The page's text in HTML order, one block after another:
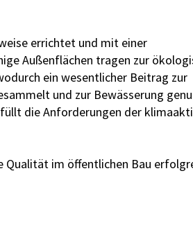
errichtet und mit einer
Außenflächen tragen zur
ein wesentlicher Beitrag zur
und zur Bewässerung
die Anforderungen der
Qualität im öffentlichen Bau